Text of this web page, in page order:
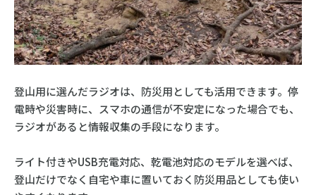
登山用に選んだラジオは、防災用としても活用できます。停
電時や災害時に、スマホの通信が不安定になった場合でも、
ラジオがあると情報収集の手段になります。
ライト付きやUSB充電対応、乾電池対応のモデルを選べば、
登山だけでなく自宅や車に置いておく防災用品としても使い